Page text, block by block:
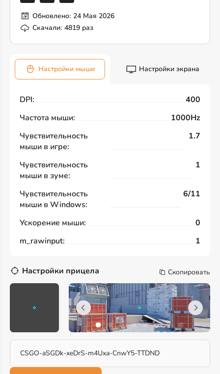
Обновлено: 24 Мая 2026
Скачали: 4819 раз
Настройки мыши Настройки экрана
DPI:
400
Частота мыши:
1000Hz
Чувствительность
мыши в игре:
1.7
Чувствительность
мыши в зуме:
1
Чувствительность
мыши в Windows:
6/11
Ускорение мыши:
0
m_rawinput:
1
Настройки прицела Скопировать
CSGO-aSGDk-xeDrS-m4Uxa-CnwY5-TTDND